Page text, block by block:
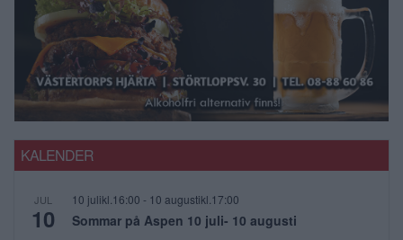
KALENDER
JUL
10
10 julikl.16:00 - 10 augustikl.17:00
Sommar på Aspen 10 juli- 10 augusti